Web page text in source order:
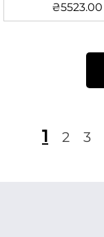
₴5523.00
1 2 3